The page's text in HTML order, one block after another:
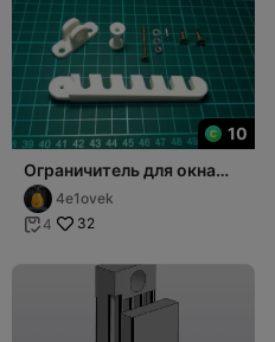
10
Ограничитель для окна
"Крокодил"
4e1ovek
 4 32